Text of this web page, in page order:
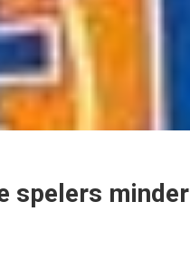
spelers minder